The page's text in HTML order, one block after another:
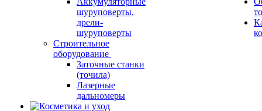
шуруповерты,
дрели-
шуруповерты
Строительное
оборудование
Заточные станки
(точила)
Лазерные
дальномеры